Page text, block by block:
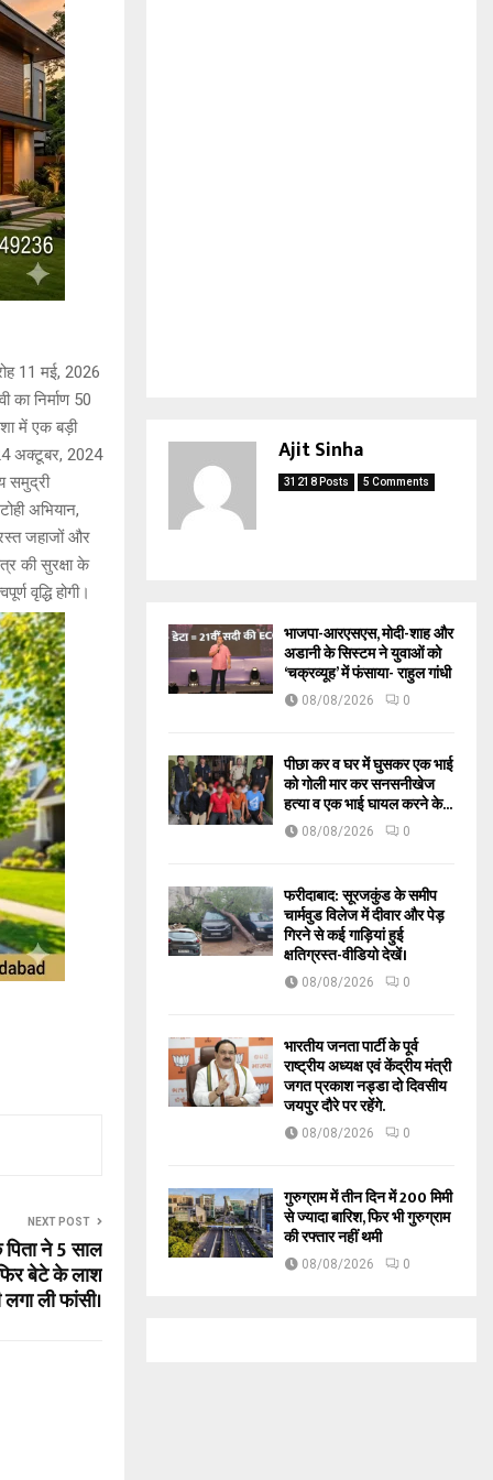
11 मई, 2026
का निर्माण 50
में एक बड़ी
अक्टूबर, 2024
समुद्री
अभियान,
जहाजों और
की सुरक्षा के
वृद्धि होगी।
NEXT POST
ने 5 साल
बेटे के लाश
ली फांसी।
Ajit Sinha
31218 Posts 5 Comments
भाजपा-आरएसएस, मोदी-शाह और
अडानी के सिस्टम ने युवाओं को
‘चक्रव्यूह’ में फंसाया- राहुल गांधी
08/08/2026 0
पीछा कर व घर में घुसकर एक भाई
को गोली मार कर सनसनीखेज
हत्या व एक भाई घायल करने के...
08/08/2026 0
फरीदाबाद: सूरजकुंड के समीप
चार्मवुड विलेज में दीवार और पेड़
गिरने से कई गाड़ियां हुई
क्षतिग्रस्त-वीडियो देखें।
08/08/2026 0
भारतीय जनता पार्टी के पूर्व
राष्ट्रीय अध्यक्ष एवं केंद्रीय मंत्री
जगत प्रकाश नड्डा दो दिवसीय
जयपुर दौरे पर रहेंगे.
08/08/2026 0
गुरुग्राम में तीन दिन में 200 मिमी
से ज्यादा बारिश, फिर भी गुरुग्राम
की रफ्तार नहीं थमी
08/08/2026 0